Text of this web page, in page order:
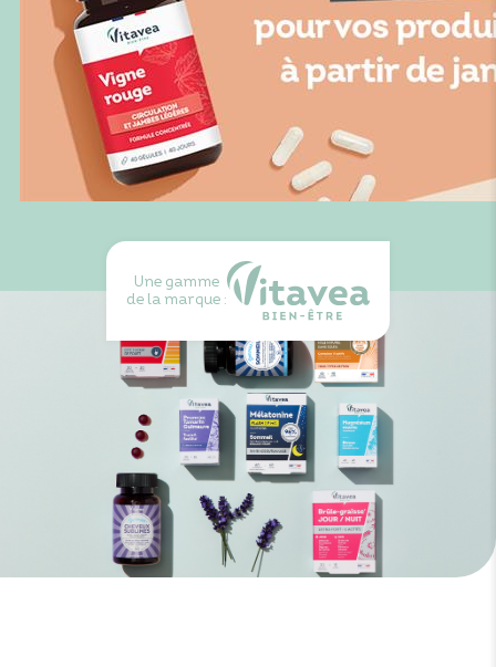
Une gamme
de la marque :